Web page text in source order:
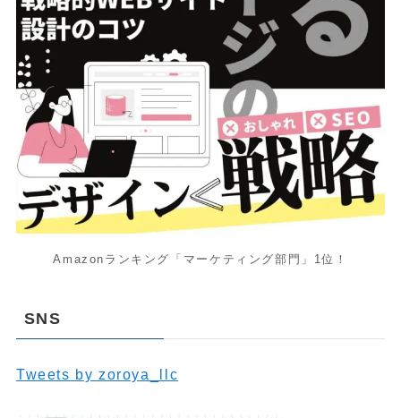
Amazonランキング「マーケティング部門」1位！
SNS
Tweets by zoroya_llc